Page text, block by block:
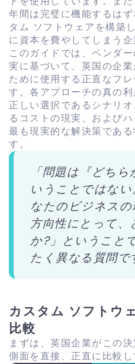
年間は完璧に機能するは
タム ソフトウェアを構築
に資本を費やしてしまう企
このガイドでは、ベンダ
実に基づいて、英国の企
ために使用する正直なフ
す。各アプローチの真の
正しい選択であるシナリ
るコストの現実、および
最も現実的な解決策であ
す。
「問題は『どち
いうことではな
なたのビジネス
方向性にとって
か?」ということ
たく異なる質問で
カスタム ソフトウ
比較
まずは、英国企業がこの
側面を直接、正直に比較し